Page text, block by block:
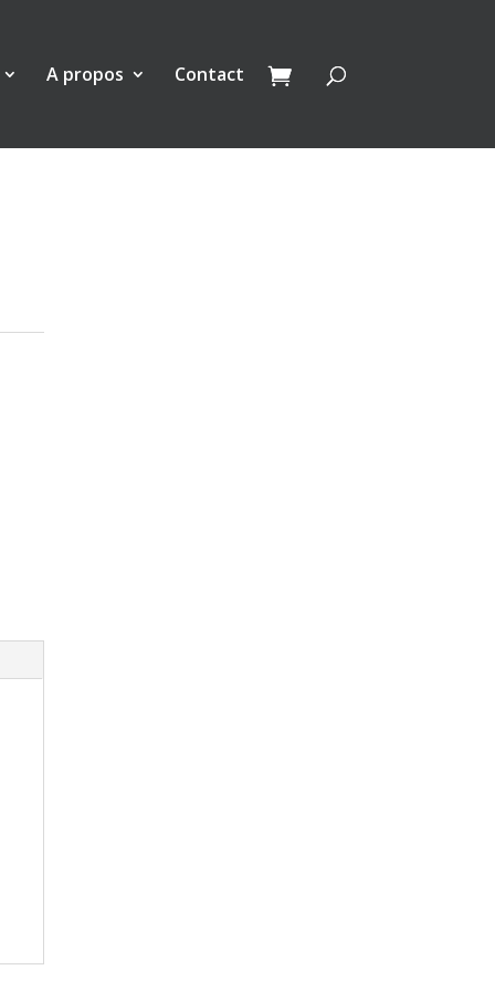
A propos Contact